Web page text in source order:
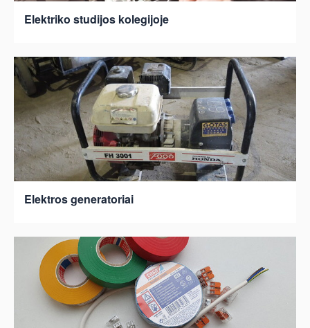
Elektriko studijos kolegijoje
Elektros generatoriai